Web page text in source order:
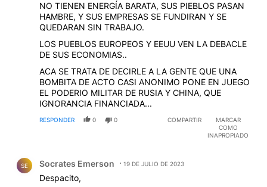
NO TIENEN ENERGÍA BARATA, SUS PIEBLOS PASAN
HAMBRE, Y SUS EMPRESAS SE FUNDIRAN Y SE
QUEDARAN SIN TRABAJO.
LOS PUEBLOS EUROPEOS Y EEUU VEN LA DEBACLE
DE SUS ECONOMIAS..
ACA SE TRATA DE DECIRLE A LA GENTE QUE UNA
BOMBITA DE ACTO CASI ANONIMO PONE EN JUEGO
EL PODERIO MILITAR DE RUSIA Y CHINA, QUE
IGNORANCIA FINANCIADA...
RESPONDER 0 0 COMPARTIR
MARCAR
COMO
INAPROPIADO
SE Socrates Emerson 19 DE JULIO DE 2023
Despacito,